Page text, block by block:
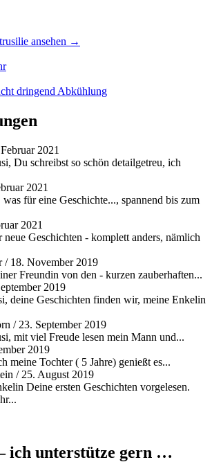
ansehen →
dringend Abkühlung
2021
Du schreibst so schön detailgetreu, ich
2021
was für eine Geschichte..., spannend bis zum
2021
Geschichten - komplett anders, nämlich
/ 18. November 2019
Freundin von den - kurzen zauberhaften...
2019
deine Geschichten finden wir, meine Enkelin
/ 23. September 2019
mit viel Freude lesen mein Mann und...
2019
meine Tochter ( 5 Jahre) genießt es...
/ 25. August 2019
Deine ersten Geschichten vorgelesen.
ich unterstütze gern …